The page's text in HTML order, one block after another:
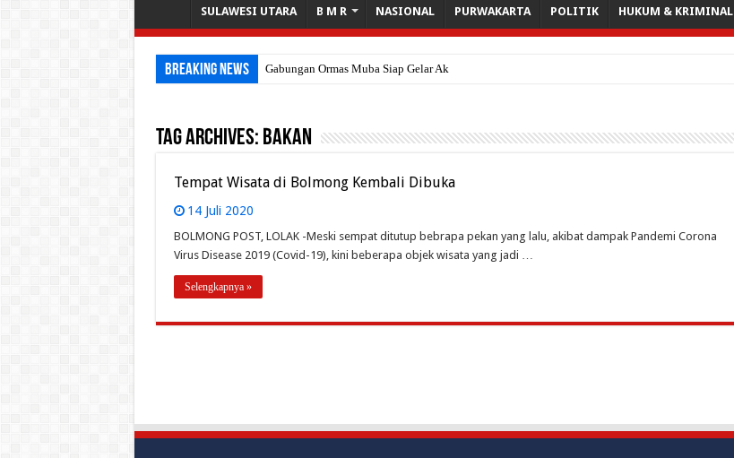
SULAWESI UTARA B M R NASIONAL PURWAKARTA POLITIK HUKUM & KRIMINAL
Breaking News Gabungan Ormas Muba Siap Gelar Aksi di Kanto
Tag Archives: BAKAN
Tempat Wisata di Bolmong Kembali Dibuka
14 Juli 2020
BOLMONG POST, LOLAK -Meski sempat ditutup bebrapa pekan yang lalu, akibat dampak Pandemi Corona
Virus Disease 2019 (Covid-19), kini beberapa objek wisata yang jadi …
Selengkapnya »